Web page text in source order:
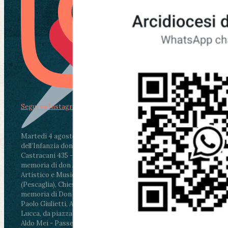
Martedì 4 agosto2026
ore 11:30 - Lucca, Scuola
dell’Infanzia don Aldo Mei - Viale Castruccio
Castracani 435 - Inaugurazione murales in
memoria di don Aldo Mei curato dal Liceo
Artistico e Musicale “Passaglia”
ore 18 - Fiano
(Pescaglia), Chiesa parrocchiale - Messa in
memoria di Don Aldo Mei celebrata da mons.
Paolo Giulietti, Arcivescovo di Lucca
ore 20.30 -
Lucca, da piazza San Michele al Cippo di don
Aldo Mei - Passeggiata della Memoria in alcuni
Segui su Instagram